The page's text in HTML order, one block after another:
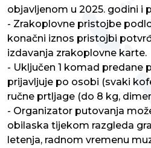
objavljenom u 2025. godini i
- Zrakoplovne pristojbe
konačni iznos pristojbi
izdavanja zrakoplovne karte.
- Uključen 1 komad predane
prijavljuje po osobi (svaki
ručne prtljage (do 8 kg,
- Organizator putovanja
obilaska tijekom razgleda
letenja, radnom vremenu